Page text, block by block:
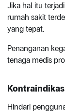
Jika hal itu
rumah sakit
yang tepat.
Penanganan
tenaga medis
Hindari